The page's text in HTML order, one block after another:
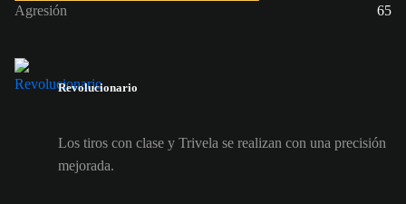
Agresión
65
Revolucionario
Los tiros con clase y Trivela se realizan con una precisión
mejorada.